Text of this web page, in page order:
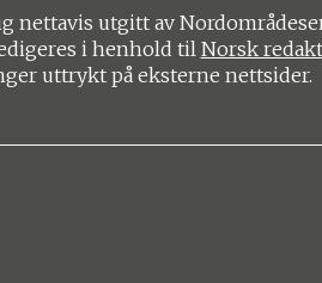
nettavis utgitt av
i henhold til Norsk
uttrykt på eksterne nettsider.